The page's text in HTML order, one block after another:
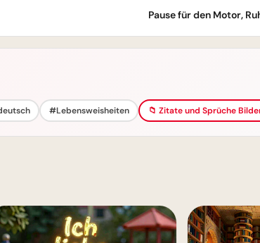
Pause für den Motor,
#Lebensweisheiten 📁 Zitate und Sprüche